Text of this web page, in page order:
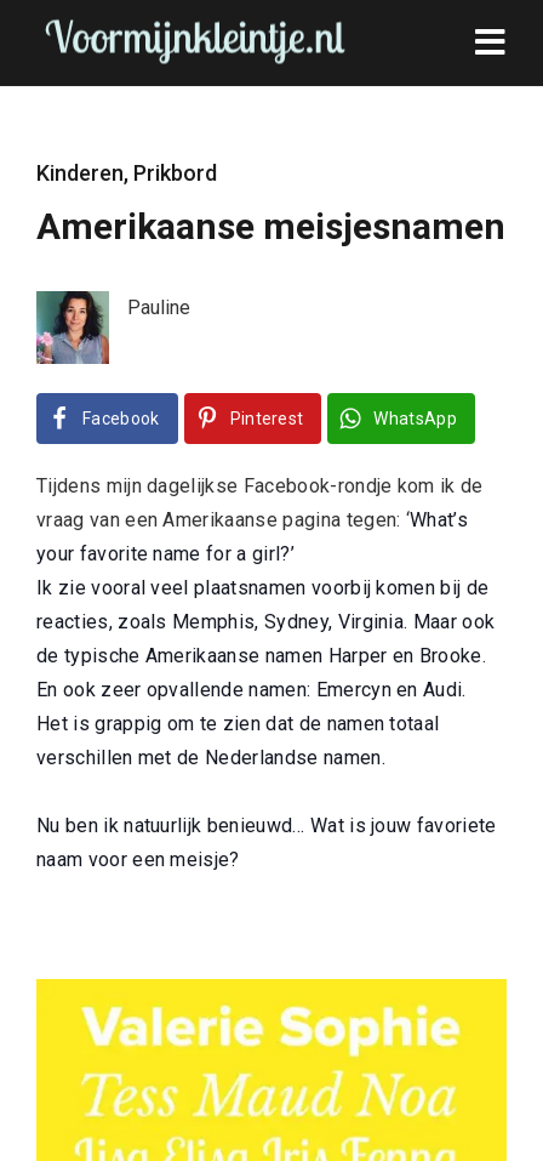
Kinderen, Prikbord
Amerikaanse meisjesnamen
Pauline
Facebook Pinterest WhatsApp
Tijdens mijn dagelijkse Facebook-rondje kom ik de
vraag van een Amerikaanse pagina tegen: ‘What’s
your favorite name for a girl?’
Ik zie vooral veel plaatsnamen voorbij komen bij de
reacties, zoals Memphis, Sydney, Virginia. Maar ook
de typische Amerikaanse namen Harper en Brooke.
En ook zeer opvallende namen: Emercyn en Audi.
Het is grappig om te zien dat de namen totaal
verschillen met de Nederlandse namen.
Nu ben ik natuurlijk benieuwd… Wat is jouw favoriete
naam voor een meisje?